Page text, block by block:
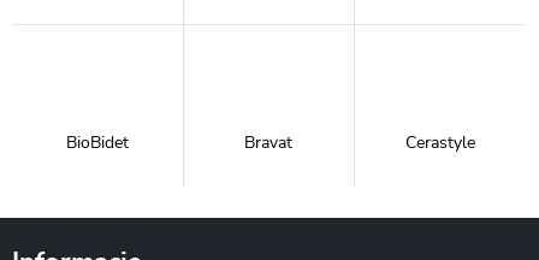
BioBidet Bravat Cerastyle